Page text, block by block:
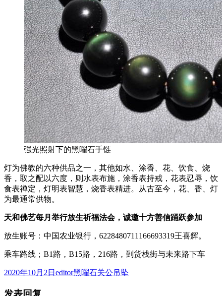
强光照射下的黑曜石手链
灯为佛教的六种供品之一，其他如水、涂香、花、饮食、烧
香，取之配以六度，则水表布施，涂香表持戒，花表忍辱，饮
食表禅定，灯明表智慧，烧香表精进。从古至今，花、香、灯
为最通常供物。
天和佛艺每月举行放生祈福法会，诚邀十方善信踊跃参加
放生账号：中国农业银行，6228480711166693319王喜辉。
乘车路线；B1路，B15路，216路，到货栈街与未来路下车
发
于
2020年10月2日 作
editor分
黑曜石关公吊坠
发表回复